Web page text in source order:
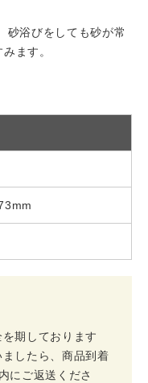
砂浴びをしても砂が常
ます。
期しております
したら、商品到着
にご返送くださ